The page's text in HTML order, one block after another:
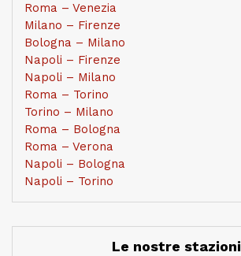
Roma – Venezia
Milano – Firenze
Bologna – Milano
Napoli – Firenze
Napoli – Milano
Roma – Torino
Torino – Milano
Roma – Bologna
Roma – Verona
Napoli – Bologna
Napoli – Torino
Le nostre stazioni